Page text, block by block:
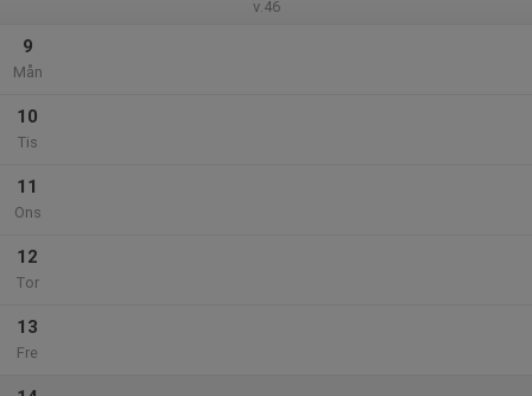
v.46
9
Mån
10
Tis
11
Ons
12
Tor
13
Fre